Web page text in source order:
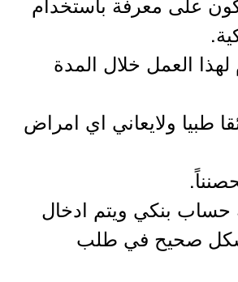
لهذا العمل خلال المدة
طبيا ولايعاني اي امراض
حساب بنكي ويتم ادخال
صحيح في طلب